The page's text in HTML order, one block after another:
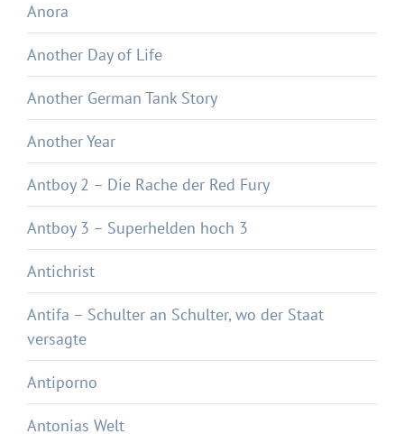
Anora
Another Day of Life
Another German Tank Story
Another Year
Antboy 2 – Die Rache der Red Fury
Antboy 3 – Superhelden hoch 3
Antichrist
Antifa – Schulter an Schulter, wo der Staat
versagte
Antiporno
Antonias Welt